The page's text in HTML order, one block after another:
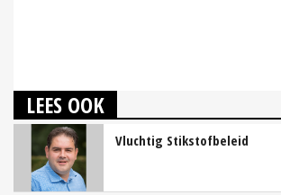
LEES OOK
Vluchtig Stikstofbeleid